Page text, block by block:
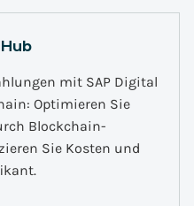
mit SAP Digital
Optimieren Sie
Blockchain-
Sie Kosten und